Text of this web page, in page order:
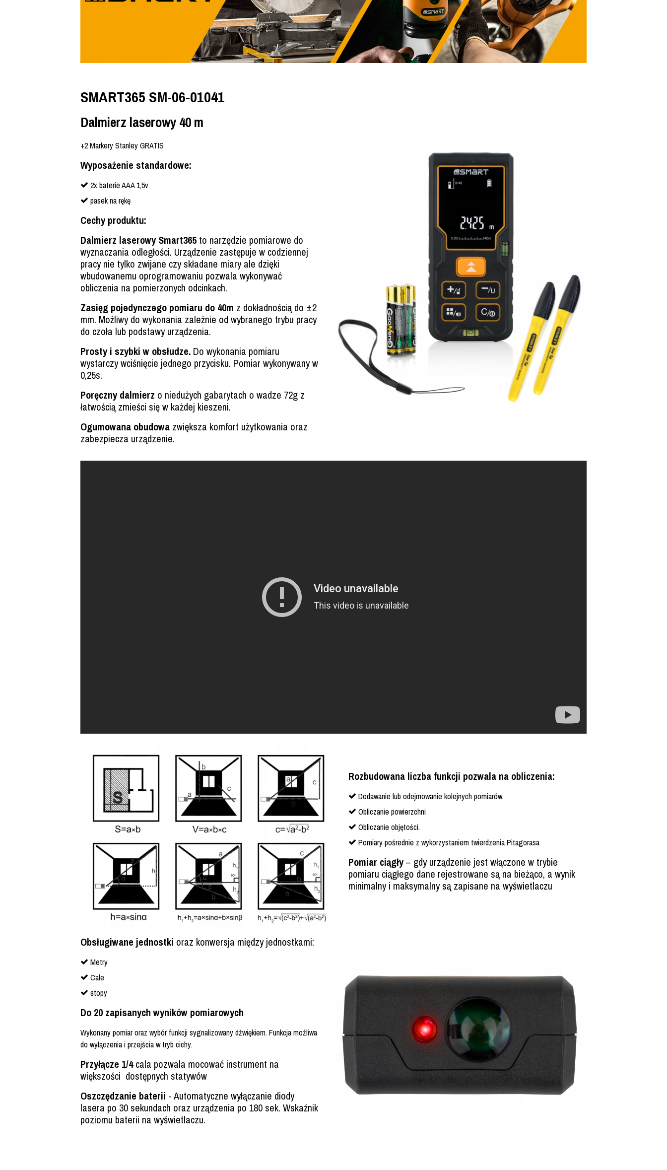
SMART365 SM-06-01041
Dalmierz laserowy 40 m
+2 Markery Stanley GRATIS
Wyposażenie standardowe:
2x baterie AAA 1,5v
pasek na rękę
Cechy produktu:
Dalmierz laserowy Smart365 to narzędzie pomiarowe do
wyznaczania odległości. Urządzenie zastępuje w codziennej
pracy nie tylko zwijane czy składane miary ale dzięki
wbudowanemu oprogramowaniu pozwala wykonywać
obliczenia na pomierzonych odcinkach.
Zasięg pojedynczego pomiaru do 40m z dokładnością do ±2
mm. Możliwy do wykonania zależnie od wybranego trybu pracy
do czoła lub podstawy urządzenia.
Prosty i szybki w obsłudze. Do wykonania pomiaru
wystarczy wciśnięcie jednego przycisku. Pomiar wykonywany w
0,25s.
Poręczny dalmierz o niedużych gabarytach o wadze 72g z
łatwością zmieści się w każdej kieszeni.
Ogumowana obudowa zwiększa komfort użytkowania oraz
zabezpiecza urządzenie.
Rozbudowana liczba funkcji pozwala na obliczenia:
Dodawanie lub odejmowanie kolejnych pomiarów.
Obliczanie powierzchni
Obliczanie objętości.
Pomiary pośrednie z wykorzystaniem twierdzenia Pitagorasa
Pomiar ciągły– gdy urządzenie jest włączone w trybie
pomiaru ciągłego dane rejestrowane są na bieżąco, a wynik
minimalny i maksymalny są zapisane na wyświetlaczu
Obsługiwane jednostki oraz konwersja między jednostkami:
Metry
Cale
stopy
Do 20 zapisanych wyników pomiarowych
Wykonany pomiar oraz wybór funkcji sygnalizowany dźwiękiem. Funkcja możliwa
do wyłączenia i przejścia w tryb cichy.
Przyłącze 1/4cala pozwala mocować instrument na
większości dostępnych statywów
Oszczędzanie baterii - Automatyczne wyłączanie diody
lasera po 30 sekundach oraz urządzenia po 180 sek. Wskaźnik
poziomu baterii na wyświetlaczu.